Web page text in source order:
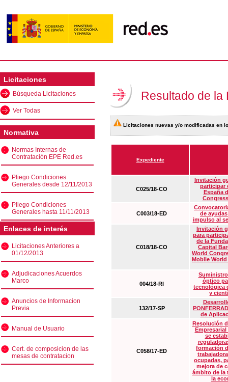
Licitaciones
Búsqueda Licitaciones
Ver Todas
Normativa
Normas Internas de
Contratación EPE Red.es
Pliego Condiciones
Generales desde 12/11/2013
Pliego Condiciones
Generales hasta 11/11/2013
Enlaces de interés
Licitaciones Anteriores a
01/12/2013
Adjudicaciones Acuerdos
Marco
Anuncios de Informacion
Previa
Manual de Usuario
Cert. de composicion de las
mesas de contratacion
Resultado de la
Licitaciones nuevas y/o modificadas en
Expediente
C025/18-CO
Invitación
participar
España
C003/18-ED
de
impulso al
C018/18-CO
Invitación
para
de la
Capital
World
Mobile
004/18-RI
óptico
tecnológica
y
132/17-SP
de
C058/17-ED
Resolución
Empresarial
se
formación
ocupadas,
mejora de
ámbito de la
la